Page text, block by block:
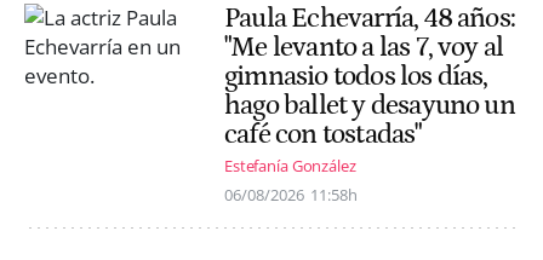
Paula Echevarría, 48 años:
"Me levanto a las 7, voy al
gimnasio todos los días,
hago ballet y desayuno un
café con tostadas"
Estefanía González
06/08/2026 11:58h